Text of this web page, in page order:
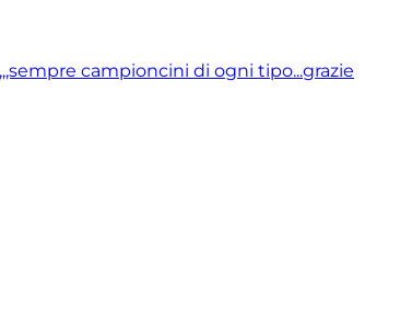
campioncini di ogni tipo...grazie